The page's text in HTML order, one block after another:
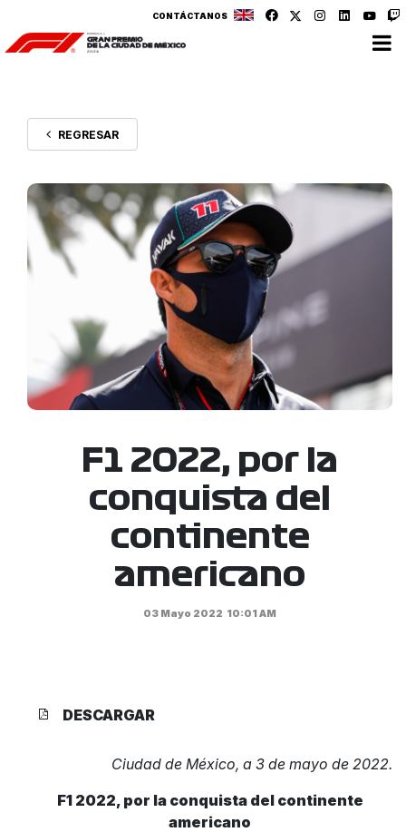
CONTÁCTANOS
REGRESAR
F1 2022, por la
conquista del
continente
americano
03 Mayo 2022 10:01 AM
DESCARGAR
Ciudad de México, a 3 de mayo de 2022.
F1 2022, por la conquista del continente
americano